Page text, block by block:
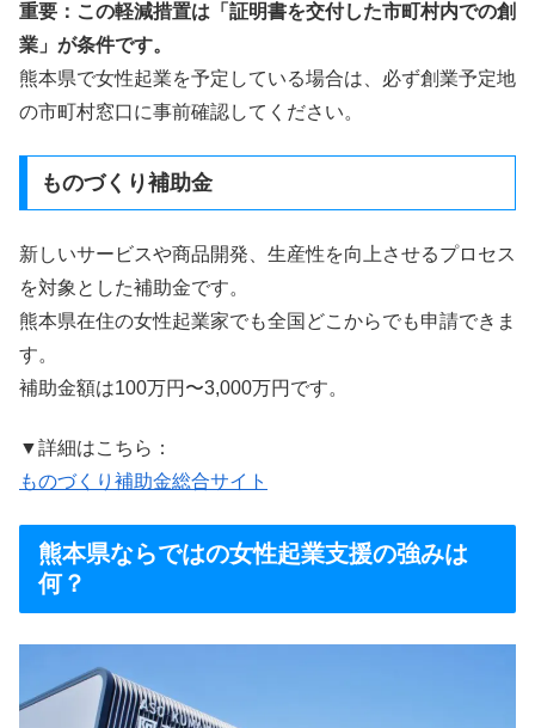
重要：この軽減措置は「証明書を交付した市町村内での創
業」が条件です。
熊本県で女性起業を予定している場合は、必ず創業予定地
の市町村窓口に事前確認してください。
ものづくり補助金
新しいサービスや商品開発、生産性を向上させるプロセス
を対象とした補助金です。
熊本県在住の女性起業家でも全国どこからでも申請できま
す。
補助金額は100万円〜3,000万円です。
▼詳細はこちら：
ものづくり補助金総合サイト
熊本県ならではの女性起業支援の強みは
何？